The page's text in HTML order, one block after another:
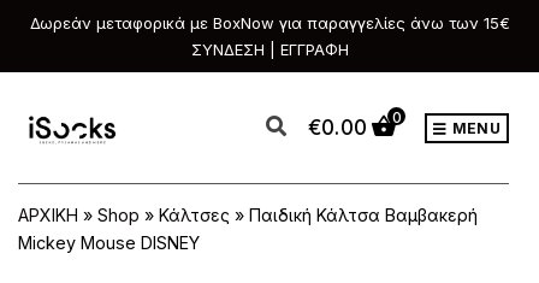
Δωρεάν μεταφορικά με BoxNow για παραγγελίες άνω των 15€
ΣΥΝΔΕΣΗ | ΕΓΓΡΑΦΗ
€0.00 0
MENU
ΑΡΧΙΚΗ » Shop » Κάλτσες » Παιδική Κάλτσα Βαμβακερή
Mickey Mouse DISNEY